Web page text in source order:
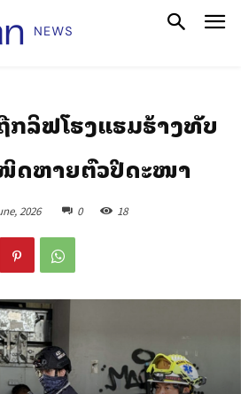
ກລິຟໂຮງແຮມຮ້າງທັບ
ດຫາຍຕົວປິດສະໜາ
2026 0 18